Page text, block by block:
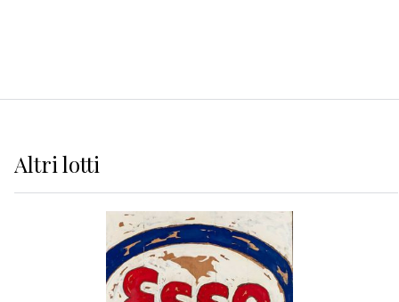
Altrilotti